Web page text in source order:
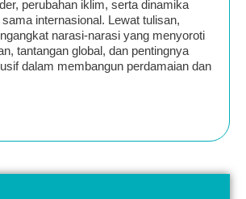
perubahan iklim, serta dinamika
internasional. Lewat tulisan,
narasi-narasi yang menyoroti
tantangan global, dan pentingnya
dalam membangun perdamaian dan